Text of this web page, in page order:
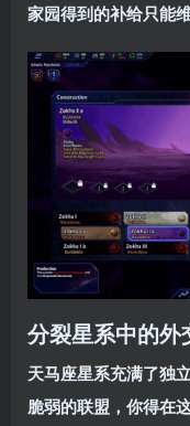
家园得到的补给只能
分裂星系中的外
天马座星系充满了独
脆弱的联盟，你得在